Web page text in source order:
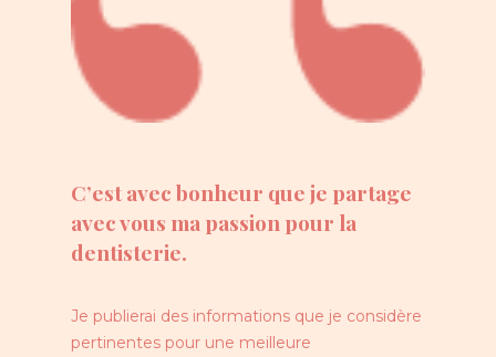
C’est avec bonheur que je partage
avec vous ma passion pour la
dentisterie.
Je publierai des informations que je considère
pertinentes pour une meilleure